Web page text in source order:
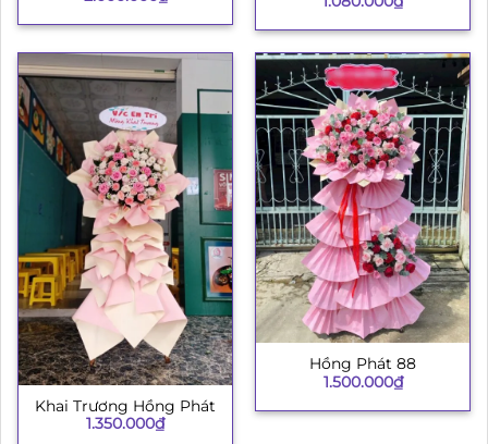
Khai Trương Hồng Phát
1.350.000₫
Hồng Phát 88
1.500.000₫